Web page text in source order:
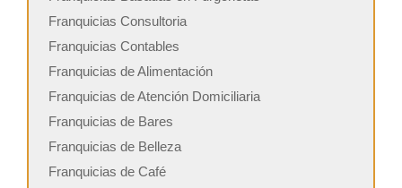
Franquicias Consultoria
Franquicias Contables
Franquicias de Alimentación
Franquicias de Atención Domiciliaria
Franquicias de Bares
Franquicias de Belleza
Franquicias de Café